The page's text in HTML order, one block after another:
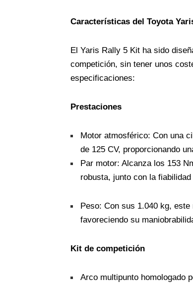
Características del Toyota
El Yaris Rally 5 Kit ha sido
competición, sin tener unos
especificaciones:
Prestaciones
Motor atmosférico: Con una
de 125 CV, proporcionando
Par motor: Alcanza los 153
robusta, junto con la
Peso: Con sus 1.040 kg,
favoreciendo su
Kit de competición
Arco multipunto homologado